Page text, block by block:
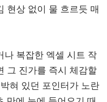
현상 없이 물 흐르듯 매
나 복잡한 엑셀 시트 작
그 진가를 즉시 체감할
혀 있던 포인터가 노란